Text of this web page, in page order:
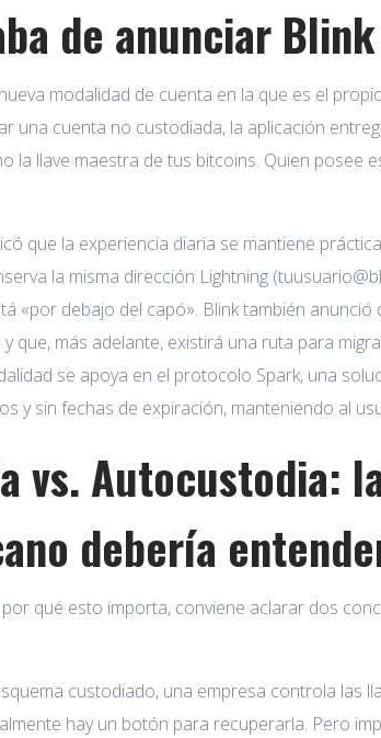
de anunciar Blink
modalidad de cuenta en la que es el
una cuenta no custodiada, la aplicación
la llave maestra de tus bitcoins. Quien posee
que la experiencia diaria se mantiene
la misma dirección Lightning
«por debajo del capó». Blink también
que, más adelante, existirá una ruta para
se apoya en el protocolo Spark, una
y sin fechas de expiración, manteniendo al
vs. Autocustodia:
debería
qué esto importa, conviene aclarar dos
custodiado, una empresa controla las
hay un botón para recuperarla. Pero